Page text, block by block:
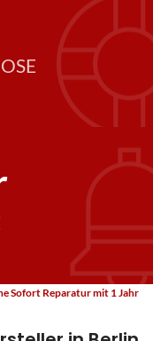
Sofort Reparatur mit 1 Jahr